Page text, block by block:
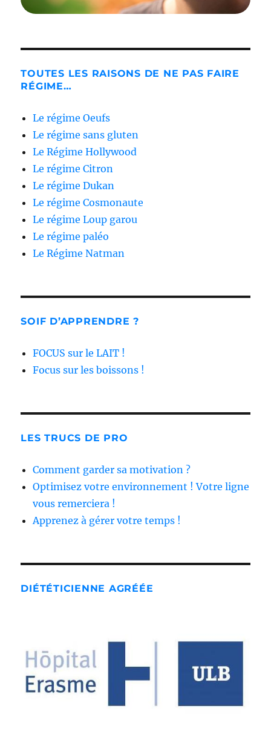
TOUTES LES RAISONS DE NE PAS FAIRE
RÉGIME…
Le régime Oeufs
Le régime sans gluten
Le Régime Hollywood
Le régime Citron
Le régime Dukan
Le régime Cosmonaute
Le régime Loup garou
Le régime paléo
Le Régime Natman
SOIF D’APPRENDRE ?
FOCUS sur le LAIT !
Focus sur les boissons !
LES TRUCS DE PRO
Comment garder sa motivation ?
Optimisez votre environnement ! Votre ligne
vous remerciera !
Apprenez à gérer votre temps !
DIÉTÉTICIENNE AGRÉÉE